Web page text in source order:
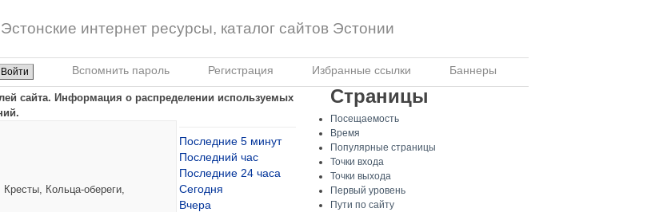
Эстонские интернет ресурсы, каталог сайтов Эстонии
Вспомнить пароль Регистрация Избранные ссылки Баннеры
сайта. Информация о распределении используемых
Кольца-обереги,
Последние 5 минут
Последний час
Последние 24 часа
Сегодня
Вчера
Страницы
Посещаемость
Время
Популярные страницы
Точки входа
Точки выхода
Первый уровень
Пути по сайту